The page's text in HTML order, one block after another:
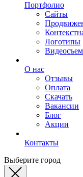
Портфолио
Сайты
Логотипы
О нас
Отзывы
Оплата
Скачать
Вакансии
Блог
Акции
Контакты
Выберите город